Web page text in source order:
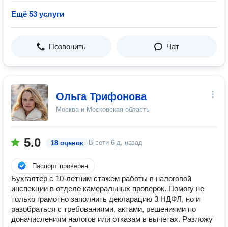
Ещё 53 услуги
Позвонить Чат
Ольга Трифонова
Москва и Московская область
5.0 18 оценок В сети 6 д. назад
Паспорт проверен
Бухгалтер с 10-летним стажем работы в налоговой
инспекции в отделе камеральных проверок. Помогу не
только грамотно заполнить декларацию 3 НДФЛ, но и
разобраться с требованиями, актами, решениями по
доначислениям налогов или отказам в вычетах. Разложу